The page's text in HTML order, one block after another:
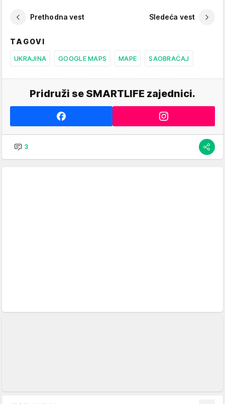
Prethodna vest Sledeća vest
TAGOVI
UKRAJINA GOOGLE MAPS MAPE SAOBRAĆAJ
Pridruži se SMARTLIFE zajednici.
3